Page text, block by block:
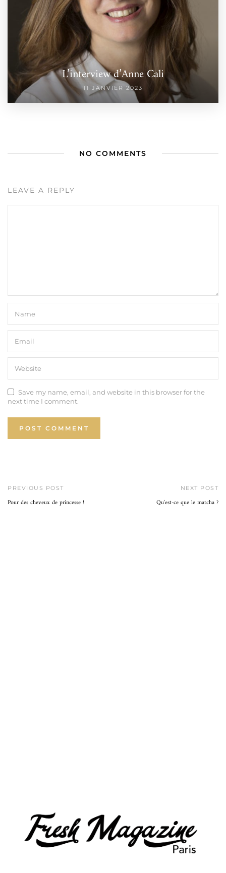
L’interview d’Anne Cali
11 JANVIER 2023
NO COMMENTS
LEAVE A REPLY
Save my name, email, and website in this browser for the
next time I comment.
PREVIOUS POST
Pour des cheveux de princesse !
NEXT POST
Qu'est-ce que le matcha ?